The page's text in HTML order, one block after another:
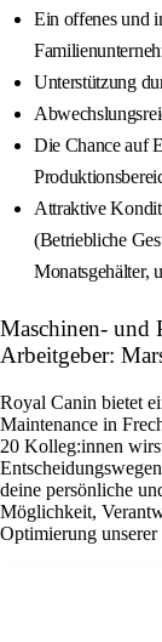
Ein offenes und
Unterstützung
Die Chance auf
Attraktive
(Betriebliche
Monatsgehälter,
Maschinen- und
Arbeitgeber:
Royal Canin bietet
Maintenance in
20 Kolleg:innen
deine persönliche
Möglichkeit,
Optimierung unserer